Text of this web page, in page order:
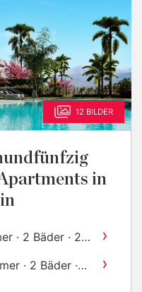
12 BILDER
in
· 2 Bäder · 242
›
· 2 Bäder ·
›